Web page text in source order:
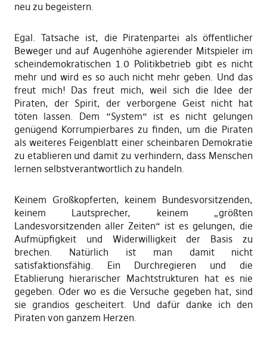
neu zu begeistern.
Egal. Tatsache ist, die Piratenpartei als öffentlicher
Beweger und auf Augenhöhe agierender Mitspieler im
scheindemokratischen 1.0 Politikbetrieb gibt es nicht
mehr und wird es so auch nicht mehr geben. Und das
freut mich! Das freut mich, weil sich die Idee der
Piraten, der Spirit, der verborgene Geist nicht hat
töten lassen. Dem “System“ ist es nicht gelungen
genügend Korrumpierbares zu finden, um die Piraten
als weiteres Feigenblatt einer scheinbaren Demokratie
zu etablieren und damit zu verhindern, dass Menschen
lernen selbstverantwortlich zu handeln.
Keinem Großkopferten, keinem Bundesvorsitzenden,
keinem Lautsprecher, keinem „größten
Landesvorsitzenden aller Zeiten“ ist es gelungen, die
Aufmüpfigkeit und Widerwilligkeit der Basis zu
brechen. Natürlich ist man damit nicht
satisfaktionsfähig. Ein Durchregieren und die
Etablierung hierarischer Machtstrukturen hat es nie
gegeben. Oder wo es die Versuche gegeben hat, sind
sie grandios gescheitert. Und dafür danke ich den
Piraten von ganzem Herzen.